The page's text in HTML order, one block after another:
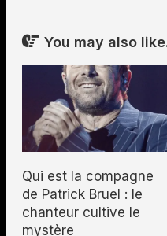
You may also
Qui est la compagne
de Patrick Bruel : le
chanteur cultive le
mystère